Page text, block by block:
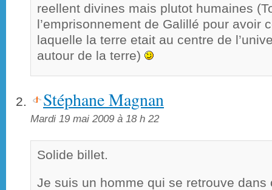
reellent divines mais plutot humaines
l’emprisonnement de Galillé pour avoir
laquelle la terre etait au centre de
autour de la terre)
Stéphane Magnan
Mardi 19 mai 2009 à 18 h 22
Solide billet.
Je suis un homme qui se retrouve